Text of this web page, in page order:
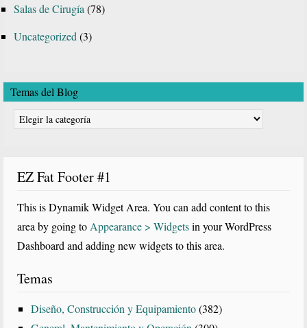
Salas de Cirugía (78)
Uncategorized (3)
Temas del Blog
Temas
del
EZ Fat Footer #1
This is Dynamik Widget Area. You can add content to this
area by going to Appearance > Widgetsin your WordPress
Dashboard and adding new widgets to this area.
Temas
Diseño, Construcción y Equipamiento(382)